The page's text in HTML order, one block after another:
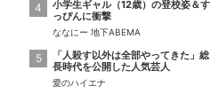
小学生ギャル（12歳）の登校姿＆す
っぴんに衝撃
ななにー 地下ABEMA
「人殺す以外は全部やってきた」総
長時代を公開した人気芸人
愛のハイエナ